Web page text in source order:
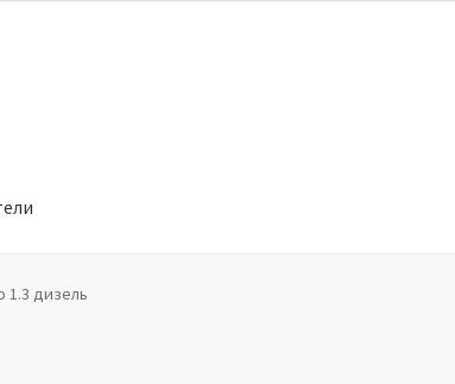
обработки персональных данных
1.3 дизель